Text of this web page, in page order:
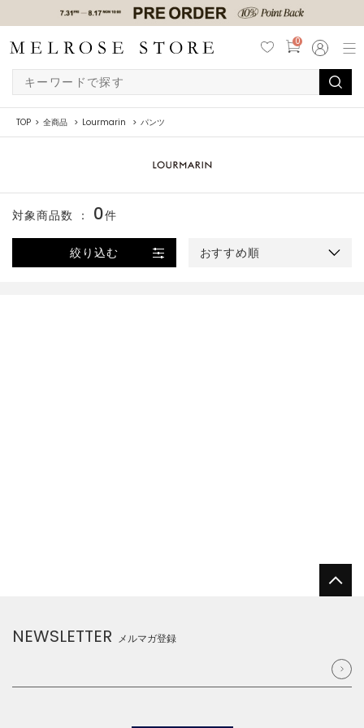
0
TOP 全商品 Lourmarin パンツ
絞り込む おすすめ順
対象商品数 ： 0件
NEWSLETTER メルマガ登録